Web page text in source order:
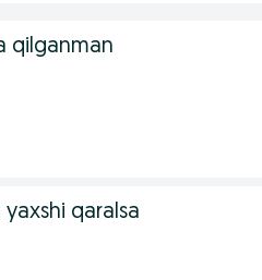
qilganman
qaralsa